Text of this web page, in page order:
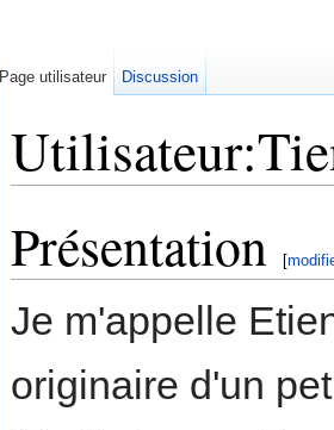
Présentation [
Je m'appelle
originaire d'un
Page utilisateur Discussion